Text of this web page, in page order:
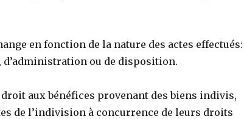
en fonction de la nature des actes effectués:
d’administration ou de disposition.
aux bénéfices provenant des biens indivis,
de l’indivision à concurrence de leurs droits